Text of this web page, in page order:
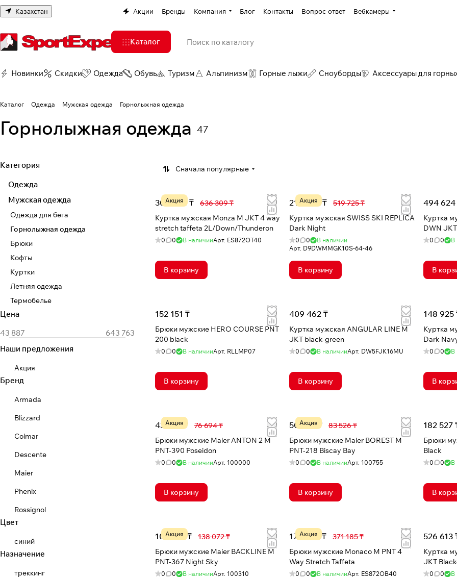
Казахстан Акции Бренды Компания Блог Контакты Вопрос-ответ Вебкамеры
Каталог
Новинки Скидки Одежда Обувь Туризм Альпинизм Горные лыжи Сноуборды Аксессуары для
Каталог Одежда Мужская одежда Горнолыжная одежда
Горнолыжная одежда 47
Сначала популярные
Акция
304 984 ₸
636 309 ₸
Куртка мужская Monza M JKT 4 way
stretch taffeta 2L/Down/Thunderon
0 0 В наличииАрт. ES872OT40
В корзину
Акция
218 989 ₸
519 725 ₸
Куртка мужская SWISS SKI REPLICA
Dark Night
0 0
В наличии
Арт. D9DWMMGK10S-64-46
В корзину
494 624
Куртка
DWN
0 0 В
В
152 151 ₸
Брюки мужские HERO COURSE PNT
200 black
0 0 В наличииАрт. RLLMP07
В корзину
409 462 ₸
Куртка мужская ANGULAR LINE M
JKT black-green
0 0 В наличииАрт. DW5FJK16MU
В корзину
148 925
Куртка
Dark
0 0 В
В
Акция
43 887 ₸
76 694 ₸
Брюки мужские Maier ANTON 2 M
PNT-390 Poseidon
0 0 В наличииАрт. 100000
В корзину
Акция
50 892 ₸
83 526 ₸
Брюки мужские Maier BOREST M
PNT-218 Biscay Bay
0 0 В наличииАрт. 100755
В корзину
182 527
Брюки
Black
0 0 В
В
Акция
107 785 ₸
138 072 ₸
Брюки мужские Maier BACKLINE M
PNT-367 Night Sky
0 0 В наличииАрт. 100310
Акция
177 898 ₸
371 185 ₸
Брюки мужские Monaco M PNT 4
Way Stretch Taffeta
0 0 В наличииАрт. ES872OB40
526 613
Куртка
JKT
0 0 В
Категория
Одежда
Мужская одежда
Одежда для бега
Горнолыжная одежда
Брюки
Кофты
Куртки
Летняя одежда
Термобелье
Цена
Наши предложения
Акция
Бренд
Armada
Blizzard
Colmar
Descente
Maier
Phenix
Rossignol
Цвет
синий
Назначение
треккинг